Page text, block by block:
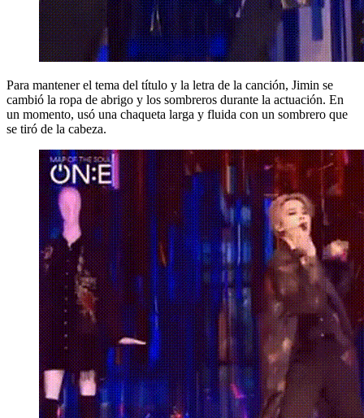
Para mantener el tema del título y la letra de la canción, Jimin se
cambió la ropa de abrigo y los sombreros durante la actuación. En
un momento, usó una chaqueta larga y fluida con un sombrero que
se tiró de la cabeza.